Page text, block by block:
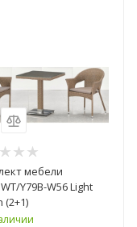
мебели
Y79B-W56 Light
(2+1)